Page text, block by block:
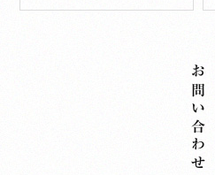
お問い合わせ